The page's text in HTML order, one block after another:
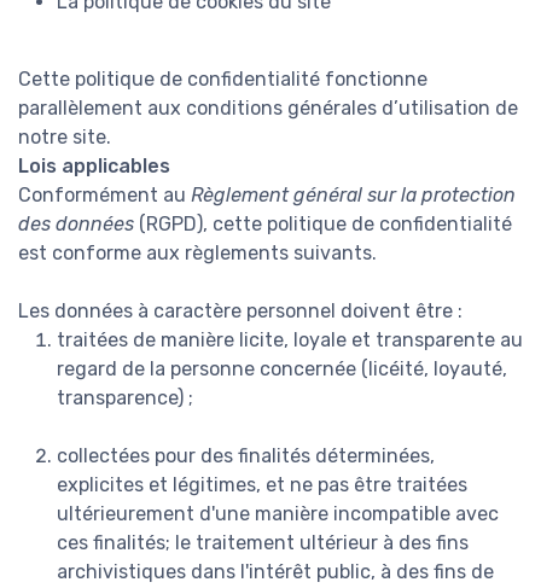
Cette politique de confidentialité fonctionne
parallèlement aux conditions générales d’utilisation de
notre site.
Lois applicables
Conformément au Règlement général sur la protection
des données (RGPD), cette politique de confidentialité
est conforme aux règlements suivants.
Les données à caractère personnel doivent être :
traitées de manière licite, loyale et transparente au
regard de la personne concernée (licéité, loyauté,
transparence) ;
collectées pour des finalités déterminées,
explicites et légitimes, et ne pas être traitées
ultérieurement d'une manière incompatible avec
ces finalités; le traitement ultérieur à des fins
archivistiques dans l'intérêt public, à des fins de